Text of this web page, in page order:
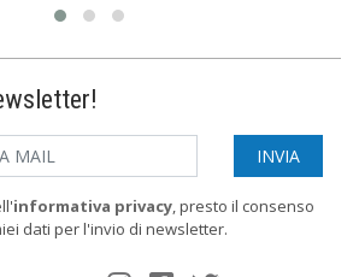
informativa privacy, presto il consenso
dati per l'invio di newsletter.